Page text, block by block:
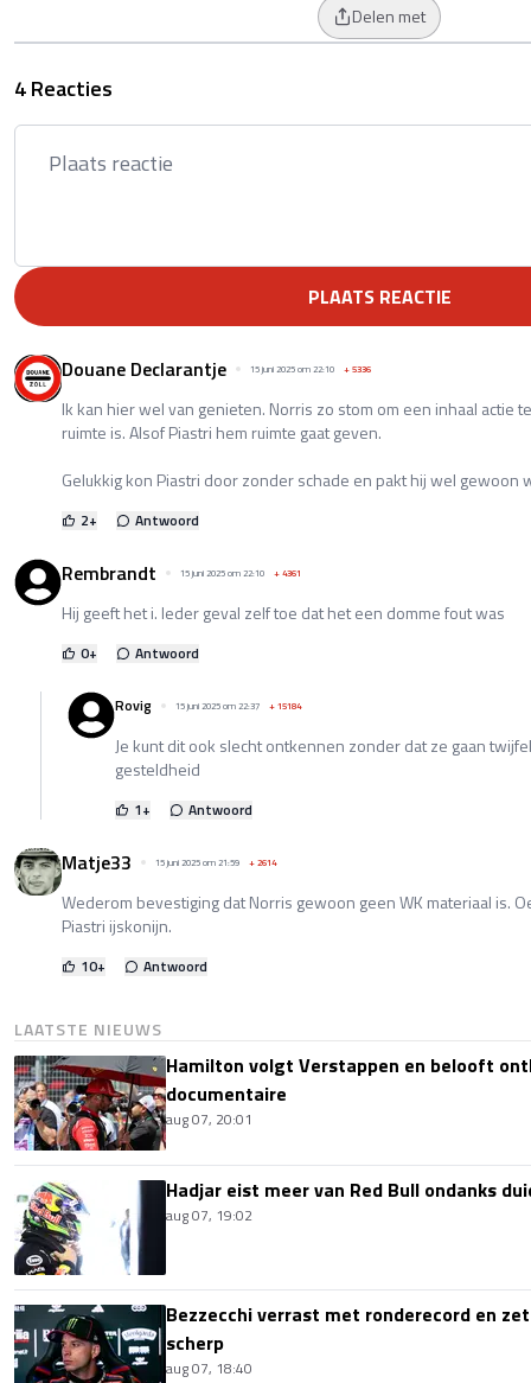
Delen met
4 Reacties
PLAATS REACTIE
Douane Declarantje 15 juni 2025 om 22:10 +5336
Ik kan hier wel van genieten. Norris zo stom om een inhaal actie
ruimte is. Alsof Piastri hem ruimte gaat geven.
Gelukkig kon Piastri door zonder schade en pakt hij wel gewoon
2+ Antwoord
Rembrandt 15 juni 2025 om 22:10 +4361
Hij geeft het i. Ieder geval zelf toe dat het een domme fout was
0+ Antwoord
Rovig 15 juni 2025 om 22:37 +15184
Je kunt dit ook slecht ontkennen zonder dat ze gaan
gesteldheid
1+ Antwoord
Matje33 15 juni 2025 om 21:59 +2614
Wederom bevestiging dat Norris gewoon geen WK materiaal is.
Piastri ijskonijn.
10+ Antwoord
LAATSTE NIEUWS
Hamilton volgt Verstappen en belooft
documentaire
aug 07, 20:01
Hadjar eist meer van Red Bull ondanks
aug 07, 19:02
Bezzecchi verrast met ronderecord en
scherp
aug 07, 18:40